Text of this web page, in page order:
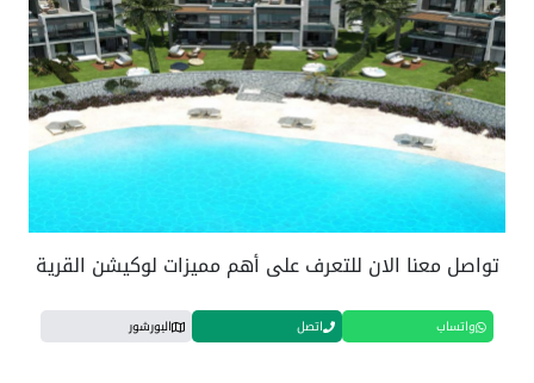
تواصل معنا الان للتعرف على أهم مميزات لوكيشن القرية
واتساب اتصل البورشور